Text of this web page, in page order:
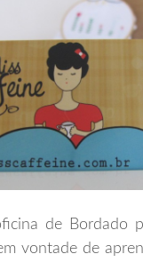
de Bordado
vontade de